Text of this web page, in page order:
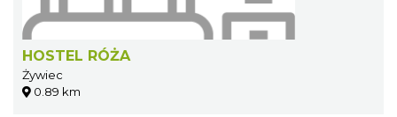
HOSTEL RÓŻA
Żywiec
0.89 km